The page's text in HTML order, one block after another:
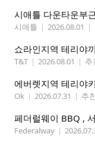
시애틀 다운타운부
시애틀 | 2026.08.01 |
쇼라인지역 테리야
T&T | 2026.08.01 | 추
에버렛지역 테리야
Ok | 2026.07.31 | 추
페더럴웨이 BBQ ,
Federalway |